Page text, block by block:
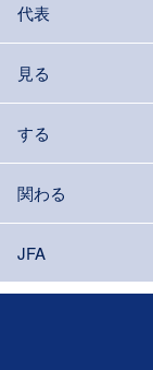
代表
見る
する
関わる
JFA